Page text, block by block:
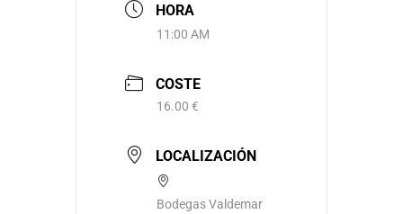
HORA
11:00 AM
COSTE
16.00 €
LOCALIZACIÓN
Bodegas Valdemar